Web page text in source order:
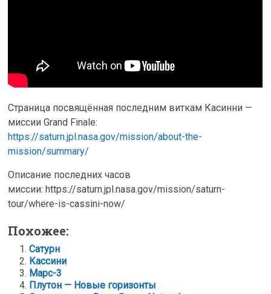
Страница посвящённая последним виткам Касинни —
миссии Grand Finale:
https://saturn.jpl.nasa.gov/mission/about-the-
mission/summary/
Описание последних часов
миссии: https://saturn.jpl.nasa.gov/mission/saturn-
tour/where-is-cassini-now/
Похожее:
Сатурн
Кассини
Марс-3
Плутон — Новые горизонты